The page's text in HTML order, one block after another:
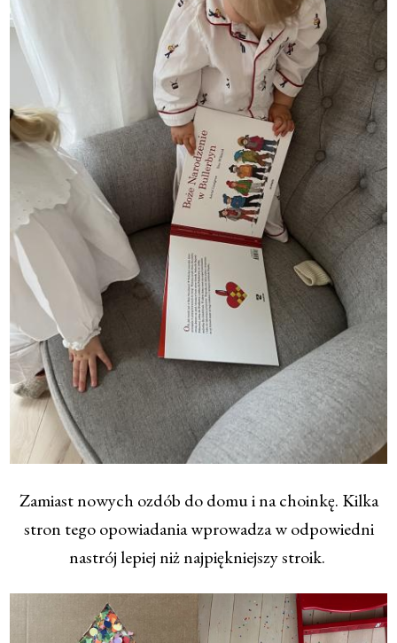
Zamiast nowych ozdób do domu i na choinkę. Kilka
stron tego opowiadania wprowadza w odpowiedni
nastrój lepiej niż najpiękniejszy stroik.